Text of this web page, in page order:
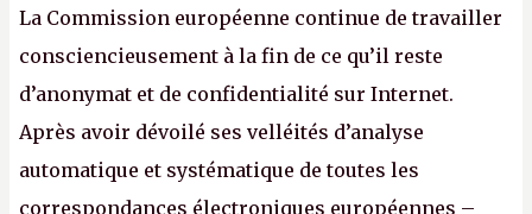
La Commission européenne continue de travailler
consciencieusement à la fin de ce qu’il reste
d’anonymat et de confidentialité sur Internet.
Après avoir dévoilé ses velléités d’analyse
automatique et systématique de toutes les
correspondances électroniques européennes –